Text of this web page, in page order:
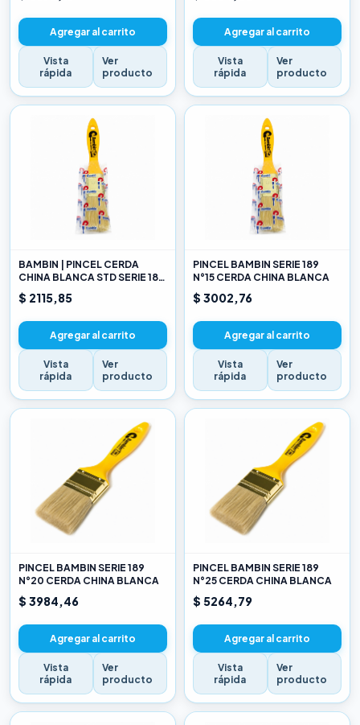
Agregar al carrito
Vista
rápida
Ver
producto
Agregar al carrito
Vista
rápida
Ver
producto
BAMBIN | PINCEL CERDA
CHINA BLANCA STD SERIE 189
10
$ 2115,85
Agregar al carrito
Vista
rápida
Ver
producto
PINCEL BAMBIN SERIE 189
N°15 CERDA CHINA BLANCA
$ 3002,76
Agregar al carrito
Vista
rápida
Ver
producto
PINCEL BAMBIN SERIE 189
N°20 CERDA CHINA BLANCA
$ 3984,46
Agregar al carrito
Vista
rápida
Ver
producto
PINCEL BAMBIN SERIE 189
N°25 CERDA CHINA BLANCA
$ 5264,79
Agregar al carrito
Vista
rápida
Ver
producto